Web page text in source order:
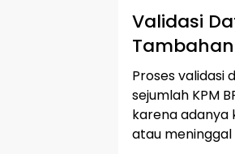
Validasi
Tambahan
Proses validasi
sejumlah KPM
karena adanya
atau meninggal